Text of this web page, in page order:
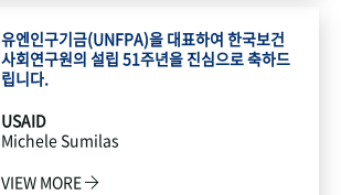
유엔인구기금(UNFPA)을 대표하여 한국보건
사회연구원의 설립 51주년을 진심으로 축하드
립니다.
USAID
Michele Sumilas
VIEW MORE